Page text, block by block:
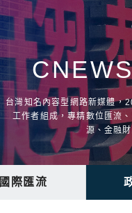
台灣知名內容型網路新媒體，
工作者組成，專精數位匯流
源、金融
國際匯流